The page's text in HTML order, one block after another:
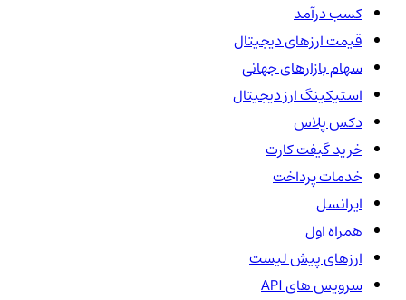
کسب درآمد
قیمت ارزهای دیجیتال
سهام بازارهای جهانی
استیکینگ ارز دیجیتال
دکس پلاس
خرید گیفت کارت
خدمات پرداخت
ایرانسل
همراه اول
ارزهای پیش لیست
سرویس های API